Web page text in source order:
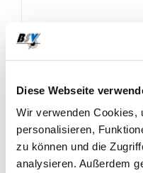
Diese Webseite
Wir verwenden Cookies,
personalisieren,
zu können und die
analysieren. Außerdem
DOWNLOADS